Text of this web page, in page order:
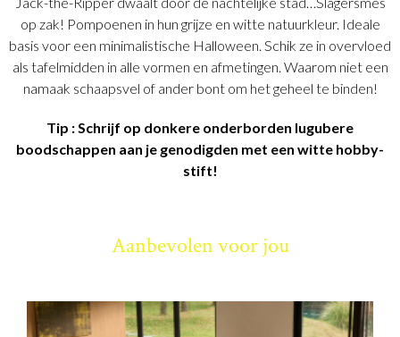
op zak! Pompoenen in hun grijze en witte natuurkleur. Ideale
basis voor een minimalistische Halloween. Schik ze in overvloed
als tafelmidden in alle vormen en afmetingen. Waarom niet een
namaak schaapsvel of ander bont om het geheel te binden!
Tip : Schrijf op donkere onderborden lugubere
boodschappen aan je genodigden met een witte hobby-
stift!
Aanbevolen voor jou